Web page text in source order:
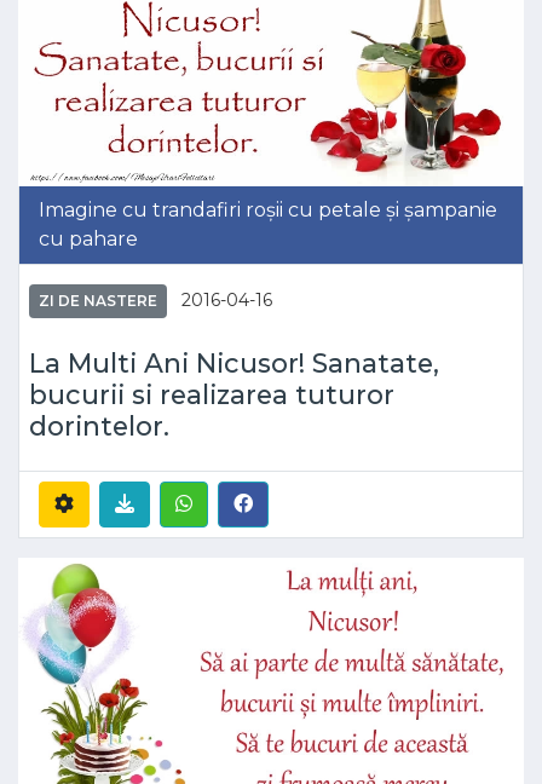
Imagine cu trandafiri roșii cu petale și șampanie
cu pahare
ZI DE NASTERE 2016-04-16
La Multi Ani Nicusor! Sanatate,
bucurii si realizarea tuturor
dorintelor.